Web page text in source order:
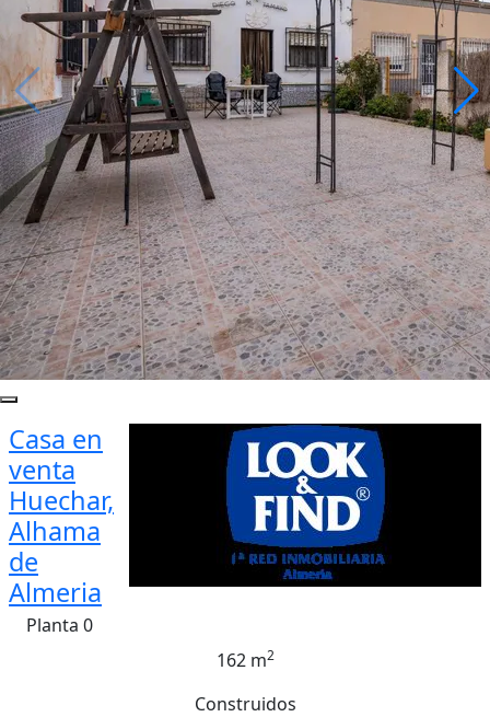
Casa en
venta
Huechar,
Alhama
de
Almeria
Planta 0
162 m2
Construidos